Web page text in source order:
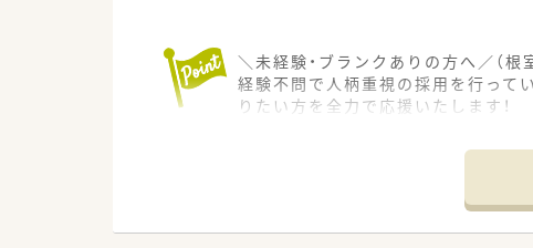
＼未経験・ブランクありの方へ／（根
経験不問で人柄重視の採用を行って
りたい方を全力で応援いたします！
【店舗情報と応需状況について】
■JR根室本線の根室駅から車で3分
■主な診療科目は内科と精神科とな
■病院内での調剤や監査のほかに、